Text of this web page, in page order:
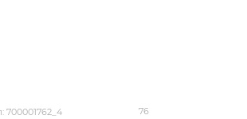
700001762_4 76